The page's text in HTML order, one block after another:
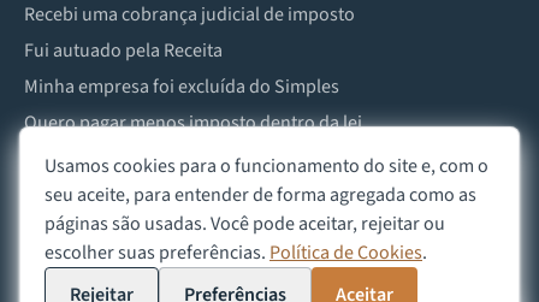
Recebi uma cobrança judicial de imposto
Fui autuado pela Receita
Minha empresa foi excluída do Simples
Quero pagar menos imposto dentro da lei
Preciso lidar com imposto de herança ou doação
2026Advocacia Custódio
Política de Privacidade Política de Cookies Aviso Legal
Usamos cookies para o funcionamento do site e, com o
seu aceite, para entender de forma agregada como as
páginas são usadas. Você pode aceitar, rejeitar ou
escolher suas preferências. Política de Cookies.
Rejeitar
Preferências Aceitar